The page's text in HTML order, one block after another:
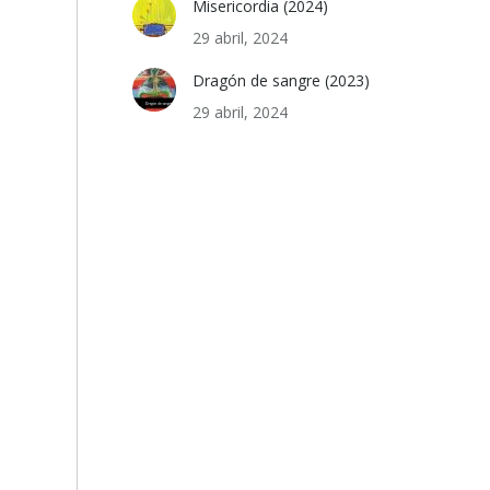
Misericordia (2024)
29 abril, 2024
Dragón de sangre (2023)
29 abril, 2024